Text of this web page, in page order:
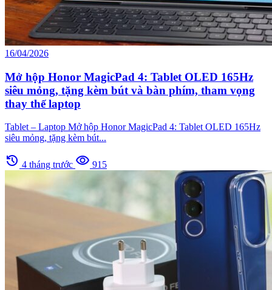
16/04/2026
Mở hộp Honor MagicPad 4: Tablet OLED 165Hz
siêu mỏng, tặng kèm bút và bàn phím, tham vọng
thay thế laptop
Tablet – Laptop Mở hộp Honor MagicPad 4: Tablet OLED 165Hz
siêu mỏng, tặng kèm bút...
history 4 tháng trước visibility 915